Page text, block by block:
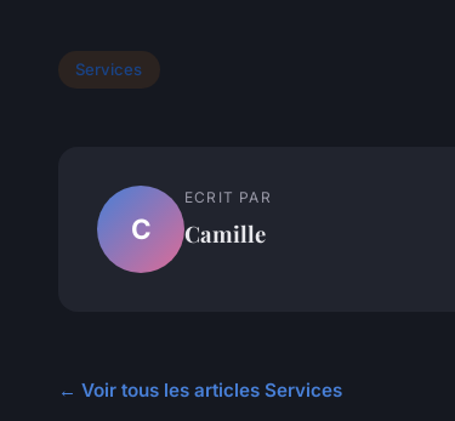
Services
C
ECRIT PAR
Camille
← Voir tous les articles Services